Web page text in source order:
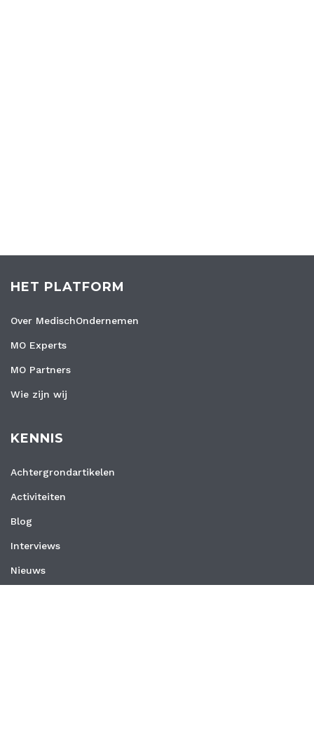
HET PLATFORM
Over MedischOndernemen
MO Experts
MO Partners
Wie zijn wij
KENNIS
Achtergrondartikelen
Activiteiten
Blog
Interviews
Nieuws